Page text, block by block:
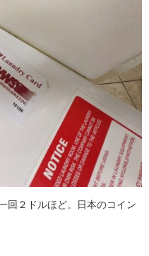
回２ドルほど。日本のコイン